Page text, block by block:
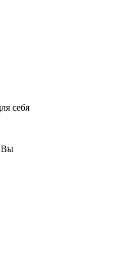
себя
Вы